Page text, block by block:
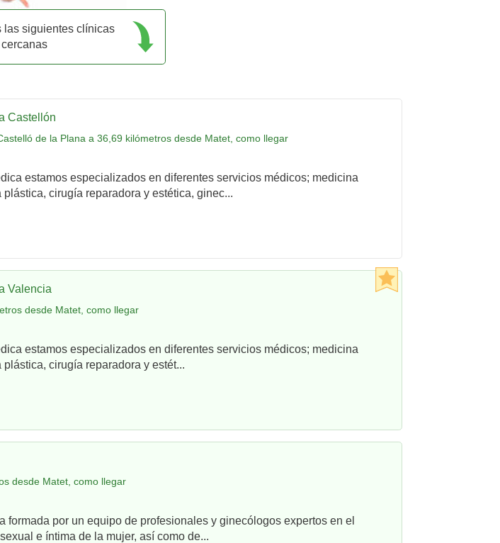
las siguientes clínicas
cercanas
Castellón
de la Plana a 36,69 kilómetros desde Matet, como llegar
estamos especializados en diferentes servicios médicos; medicina
cirugía reparadora y estética, ginec...
Valencia
desde Matet, como llegar
estamos especializados en diferentes servicios médicos; medicina
cirugía reparadora y estét...
desde Matet, como llegar
formada por un equipo de profesionales y ginecólogos expertos en el
e íntima de la mujer, así como de...